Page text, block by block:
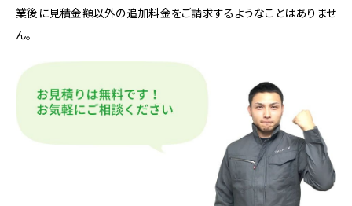
業後に見積金額以外の追加料金をご請求するようなことはありませ
ん。